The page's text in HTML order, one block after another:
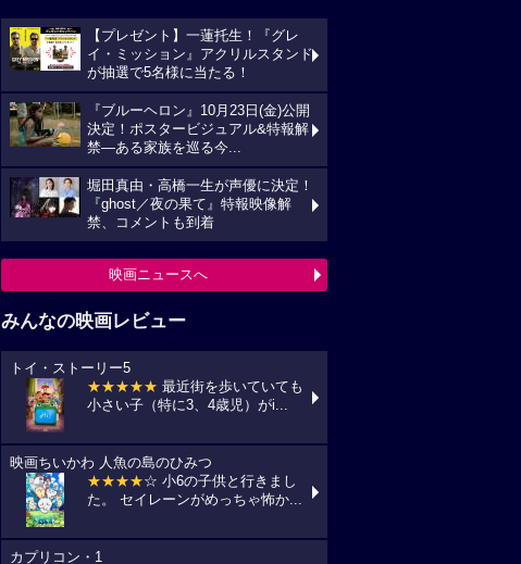
【プレゼント】一蓮托生！『グレ
イ・ミッション』アクリルスタンド
が抽選で5名様に当たる！
『ブルーヘロン』10月23日(金)公開
決定！ポスタービジュアル&特報解
禁―ある家族を巡る今...
堀田真由・高橋一生が声優に決定！
『ghost／夜の果て』特報映像解
禁、コメントも到着
映画ニュースへ
みんなの映画レビュー
トイ・ストーリー5
★★★★★ 最近街を歩いていても
小さい子（特に3、4歳児）がi...
映画ちいかわ 人魚の島のひみつ
★★★★☆ 小6の子供と行きまし
た。 セイレーンがめっちゃ怖か...
カプリコン・1